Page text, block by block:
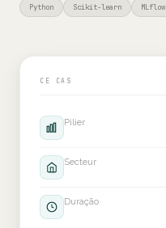
Python Scikit-learn MLflow
CE CAS
Pilier
Secteur
Duração